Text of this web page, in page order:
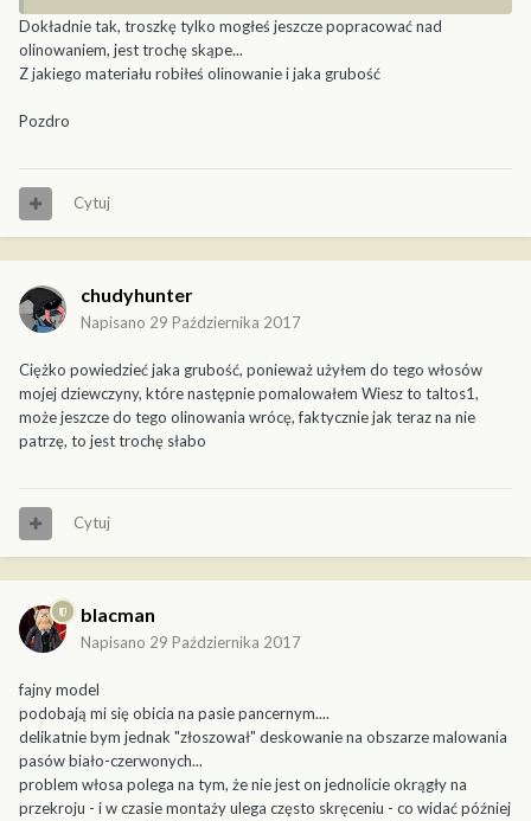
Dokładnie tak, troszkę tylko mogłeś jeszcze popracować nad
olinowaniem, jest trochę skąpe...
Z jakiego materiału robiłeś olinowanie i jaka grubość
Pozdro
Cytuj
chudyhunter
Napisano 29 Października 2017
Ciężko powiedzieć jaka grubość, ponieważ użyłem do tego włosów
mojej dziewczyny, które następnie pomalowałem Wiesz to taltos1,
może jeszcze do tego olinowania wrócę, faktycznie jak teraz na nie
patrzę, to jest trochę słabo
Cytuj
blacman
Napisano 29 Października 2017
fajny model
podobają mi się obicia na pasie pancernym....
delikatnie bym jednak "złoszował" deskowanie na obszarze malowania
pasów biało-czerwonych...
problem włosa polega na tym, że nie jest on jednolicie okrągły na
przekroju - i w czasie montaży ulega często skręceniu - co widać później